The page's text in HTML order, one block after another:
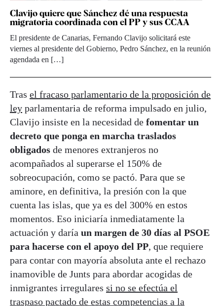
Clavijo quiere que Sánchez dé una respuesta
migratoria coordinada con el PP y sus CCAA
El presidente de Canarias, Fernando Clavijo solicitará este
viernes al presidente del Gobierno, Pedro Sánchez, en la reunión
agendada en […]
Tras el fracaso parlamentario de la proposición de
ley parlamentaria de reforma impulsado en julio,
Clavijo insiste en la necesidad de fomentar un
decreto que ponga en marcha traslados
obligados de menores extranjeros no
acompañados al superarse el 150% de
sobreocupación, como se pactó. Para que se
aminore, en definitiva, la presión con la que
cuenta las islas, que ya es del 300% en estos
momentos. Eso iniciaría inmediatamente la
actuación y daría un margen de 30 días al PSOE
para hacerse con el apoyo del PP, que requiere
para contar con mayoría absoluta ante el rechazo
inamovible de Junts para abordar acogidas de
inmigrantes irregulares si no se efectúa el
traspaso pactado de estas competencias a la